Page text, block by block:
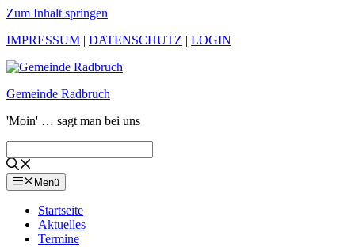
Zum Inhalt springen
IMPRESSUM | DATENSCHUTZ | LOGIN
Gemeinde Radbruch
'Moin' … sagt man bei uns
Menü
Startseite
Aktuelles
Termine